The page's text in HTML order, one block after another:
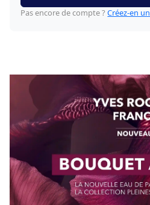
Pas encore de compte ?Créez-en un